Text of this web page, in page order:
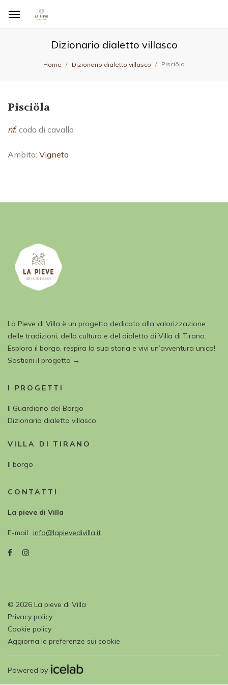
Dizionario dialetto villasco
Home Dizionario dialetto villasco Pisciöla
Pisciöla
nf. coda di cavallo
Ambito: Vigneto
La Pieve di Villa è un progetto dedicato alla valorizzazione
delle tradizioni, della cultura e del dialetto di Villa di Tirano.
Esplora il borgo, respira la sua storia e vivi un’avventura unica!
Sostieni il progetto →
I PROGETTI
Il Guardiano del Borgo
Dizionario dialetto villasco
VILLA DI TIRANO
Il borgo
CONTATTI
La pieve di Villa
E-mail info@lapievedivilla.it
© 2026 La pieve di Villa
Privacy policy
Cookie policy
Aggiorna le preferenze sui cookie
Powered by